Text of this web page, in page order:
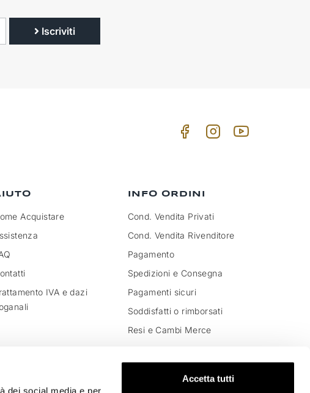
dei social media e per
Accetta tutti
Iscriviti
Acquistare
IVA e dazi
INFO ORDINI
Cond. Vendita Privati
Cond. Vendita Rivenditore
Pagamento
Spedizioni e Consegna
Pagamenti sicuri
Soddisfatti o rimborsati
Resi e Cambi Merce